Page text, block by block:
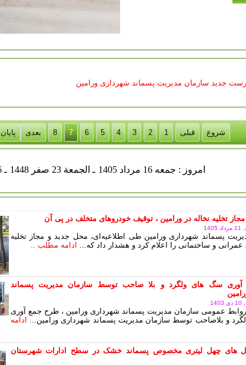
جدید سازمان مدیریت پسماند شهرداری ورامین
شروع
قبلی 1
2
3
4
5
6
7
8 بعدی پایان
16 مرداد 1405 ـ الجمعة 23 صفر 1448 ـ Aug 07 2026
مجاز تخلیه نخاله در ورامین ، توقیف خودروهای متخلف در پی آن
پسماند شهرداری ورامین طی اطلاعیه‌ای، محل جدید و مجاز تخلیه
عمرانی و ساختمانی را اعلام کرد و هشدار داد که... ادامه مطلب ..
سگ های ولگرد و بلا صاحب توسط سازمان مدیریت پسماند
عمومی سازمان مدیریت پسماند شهرداری ورامین ، طرح جمع آوری
و بلاصاحب توسط سازمان مدیریت پسماند شهرداری ورامین... ادامه
چهل لیتری مخصوص پسماند خشک در سطح ادارات شهرستان